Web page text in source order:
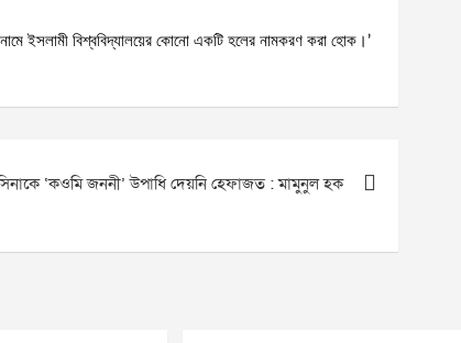
ইসলামী বিশ্ববিদ্যালয়ের কোনো একটি হলের নামকরণ করা হোক।’
‘কওমি জননী’ উপাধি দেয়নি হেফাজত : মামুনুল হক